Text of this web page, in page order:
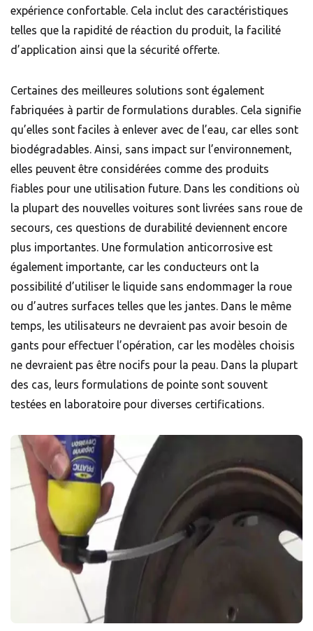
expérience confortable. Cela inclut des caractéristiques
telles que la rapidité de réaction du produit, la facilité
d’application ainsi que la sécurité offerte.
Certaines des meilleures solutions sont également
fabriquées à partir de formulations durables. Cela signifie
qu’elles sont faciles à enlever avec de l’eau, car elles sont
biodégradables. Ainsi, sans impact sur l’environnement,
elles peuvent être considérées comme des produits
fiables pour une utilisation future. Dans les conditions où
la plupart des nouvelles voitures sont livrées sans roue de
secours, ces questions de durabilité deviennent encore
plus importantes. Une formulation anticorrosive est
également importante, car les conducteurs ont la
possibilité d’utiliser le liquide sans endommager la roue
ou d’autres surfaces telles que les jantes. Dans le même
temps, les utilisateurs ne devraient pas avoir besoin de
gants pour effectuer l’opération, car les modèles choisis
ne devraient pas être nocifs pour la peau. Dans la plupart
des cas, leurs formulations de pointe sont souvent
testées en laboratoire pour diverses certifications.